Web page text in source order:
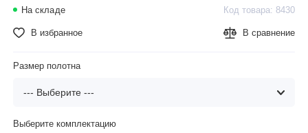
На складе Код товара: 8430
В избранное В сравнение
Размер полотна
Выберите комплектацию